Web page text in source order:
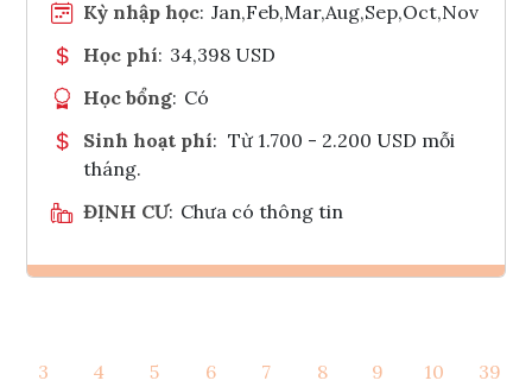
Kỳ nhập học: Jan,Feb,Mar,Aug,Sep,Oct,Nov
Học phí: 34,398 USD
Học bổng: Có
Sinh hoạt phí: Từ 1.700 - 2.200 USD mỗi
tháng.
ĐỊNH CƯ: Chưa có thông tin
Tham vấn Interlink
3 4 5 6 7 8 9 10 39